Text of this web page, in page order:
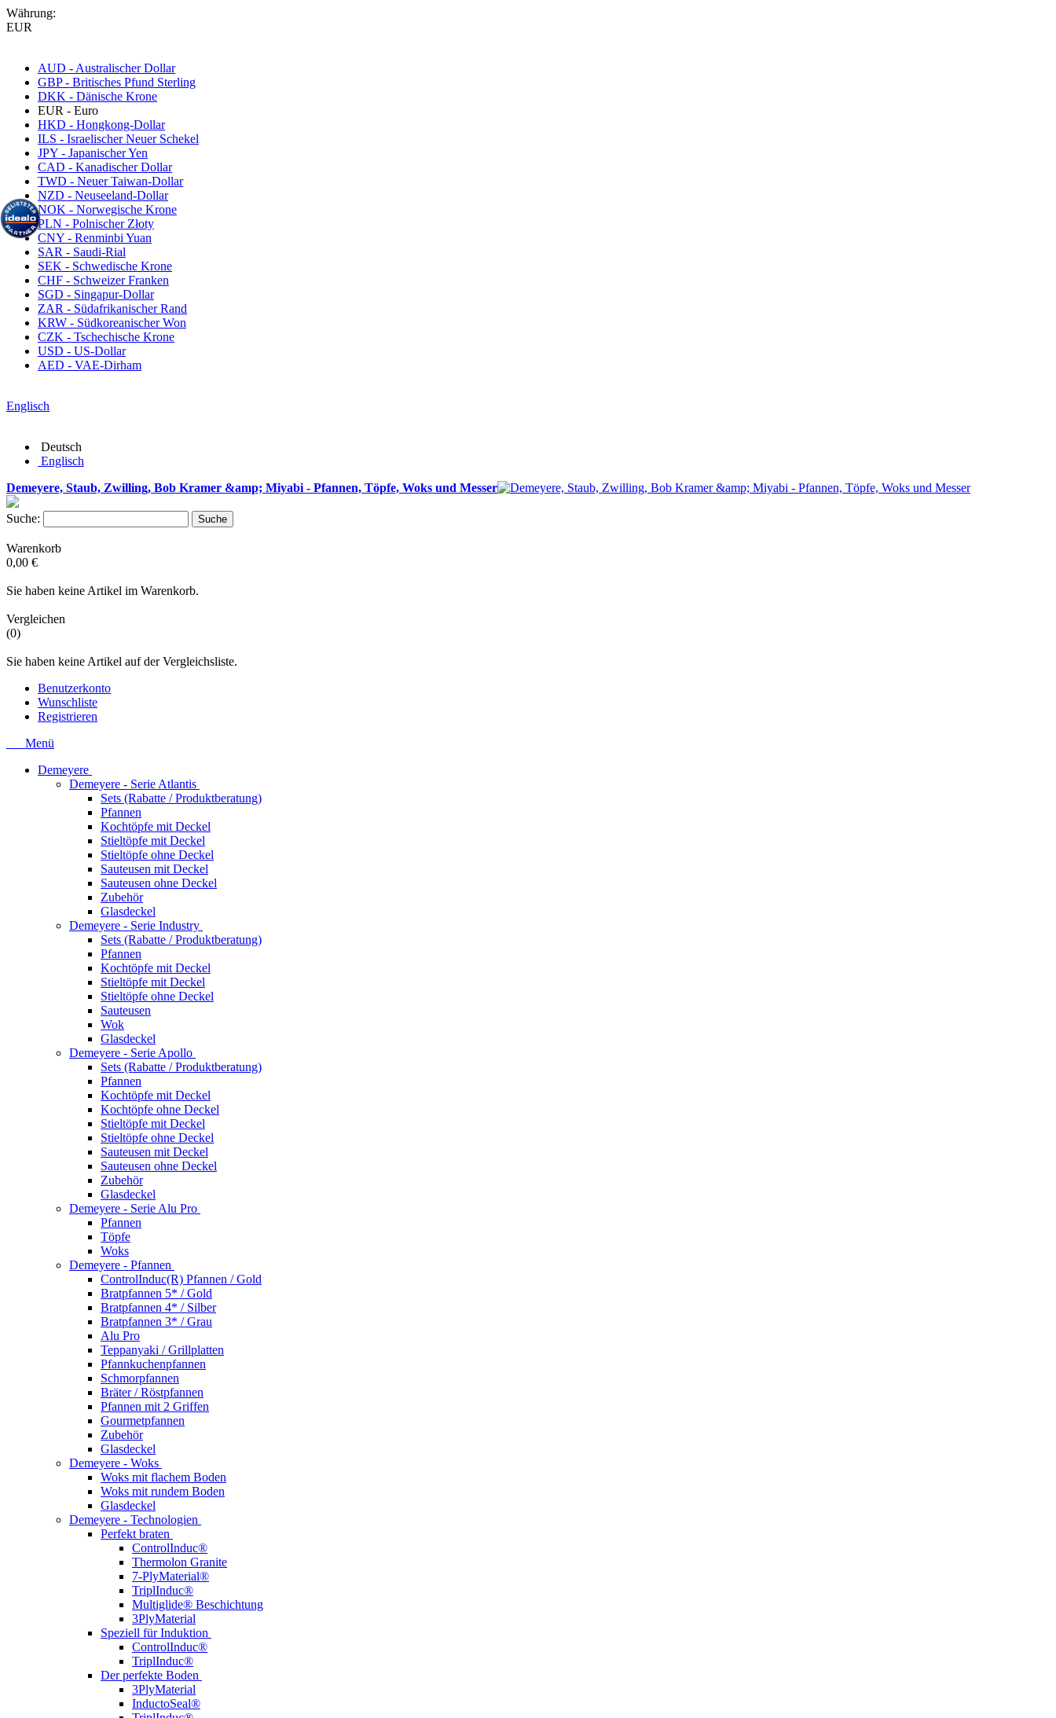
Währung:
EUR
AUD - Australischer Dollar
GBP - Britisches Pfund Sterling
DKK - Dänische Krone
EUR - Euro
HKD - Hongkong-Dollar
ILS - Israelischer Neuer Schekel
JPY - Japanischer Yen
CAD - Kanadischer Dollar
TWD - Neuer Taiwan-Dollar
NZD - Neuseeland-Dollar
NOK - Norwegische Krone
PLN - Polnischer Złoty
CNY - Renminbi Yuan
SAR - Saudi-Rial
SEK - Schwedische Krone
CHF - Schweizer Franken
SGD - Singapur-Dollar
ZAR - Südafrikanischer Rand
KRW - Südkoreanischer Won
CZK - Tschechische Krone
USD - US-Dollar
AED - VAE-Dirham
Englisch
Deutsch
Englisch
Demeyere, Staub, Zwilling, Bob Kramer &amp; Miyabi - Pfannen, Töpfe, Woks und Messer
Suche: Suche
Warenkorb
0,00 €
Sie haben keine Artikel im Warenkorb.
Vergleichen
(0)
Sie haben keine Artikel auf der Vergleichsliste.
Benutzerkonto
Wunschliste
Registrieren
Menü
Demeyere
Demeyere - Serie Atlantis
Sets (Rabatte / Produktberatung)
Pfannen
Kochtöpfe mit Deckel
Stieltöpfe mit Deckel
Stieltöpfe ohne Deckel
Sauteusen mit Deckel
Sauteusen ohne Deckel
Zubehör
Glasdeckel
Demeyere - Serie Industry
Sets (Rabatte / Produktberatung)
Pfannen
Kochtöpfe mit Deckel
Stieltöpfe mit Deckel
Stieltöpfe ohne Deckel
Sauteusen
Wok
Glasdeckel
Demeyere - Serie Apollo
Sets (Rabatte / Produktberatung)
Pfannen
Kochtöpfe mit Deckel
Kochtöpfe ohne Deckel
Stieltöpfe mit Deckel
Stieltöpfe ohne Deckel
Sauteusen mit Deckel
Sauteusen ohne Deckel
Zubehör
Glasdeckel
Demeyere - Serie Alu Pro
Pfannen
Töpfe
Woks
Demeyere - Pfannen
ControlInduc(R) Pfannen / Gold
Bratpfannen 5* / Gold
Bratpfannen 4* / Silber
Bratpfannen 3* / Grau
Alu Pro
Teppanyaki / Grillplatten
Pfannkuchenpfannen
Schmorpfannen
Bräter / Röstpfannen
Pfannen mit 2 Griffen
Gourmetpfannen
Zubehör
Glasdeckel
Demeyere - Woks
Woks mit flachem Boden
Woks mit rundem Boden
Glasdeckel
Demeyere - Technologien
Perfekt braten
ControlInduc®
Thermolon Granite
7-PlyMaterial®
TriplInduc®
Multiglide® Beschichtung
3PlyMaterial
Speziell für Induktion
ControlInduc®
TriplInduc®
Der perfekte Boden
3PlyMaterial
InductoSeal®